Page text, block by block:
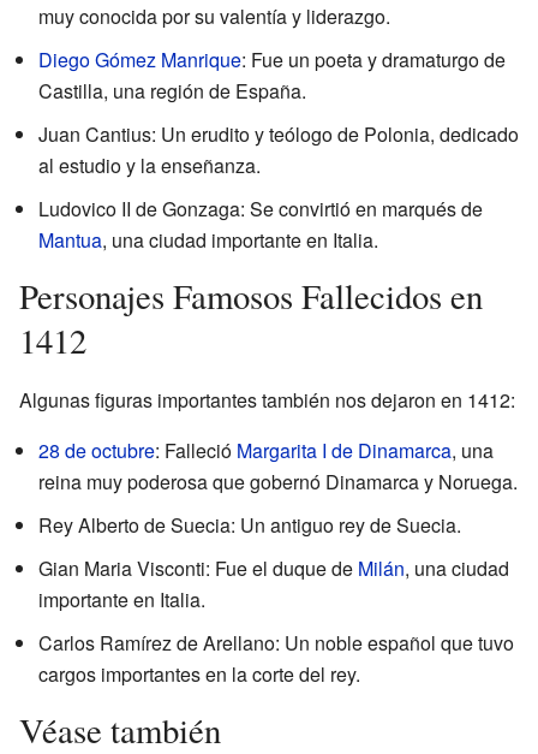
muy conocida por su valentía y liderazgo.
Diego Gómez Manrique: Fue un poeta y dramaturgo de
Castilla, una región de España.
Juan Cantius: Un erudito y teólogo de Polonia, dedicado
al estudio y la enseñanza.
Ludovico II de Gonzaga: Se convirtió en marqués de
Mantua, una ciudad importante en Italia.
Personajes Famosos Fallecidos en
1412
Algunas figuras importantes también nos dejaron en 1412:
28 de octubre: Falleció Margarita I de Dinamarca, una
reina muy poderosa que gobernó Dinamarca y Noruega.
Rey Alberto de Suecia: Un antiguo rey de Suecia.
Gian Maria Visconti: Fue el duque de Milán, una ciudad
importante en Italia.
Carlos Ramírez de Arellano: Un noble español que tuvo
cargos importantes en la corte del rey.
Véase también